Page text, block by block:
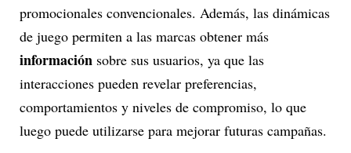
promocionales convencionales. Además, las dinámicas
de juego permiten a las marcas obtener más
información sobre sus usuarios, ya que las
interacciones pueden revelar preferencias,
comportamientos y niveles de compromiso, lo que
luego puede utilizarse para mejorar futuras campañas.